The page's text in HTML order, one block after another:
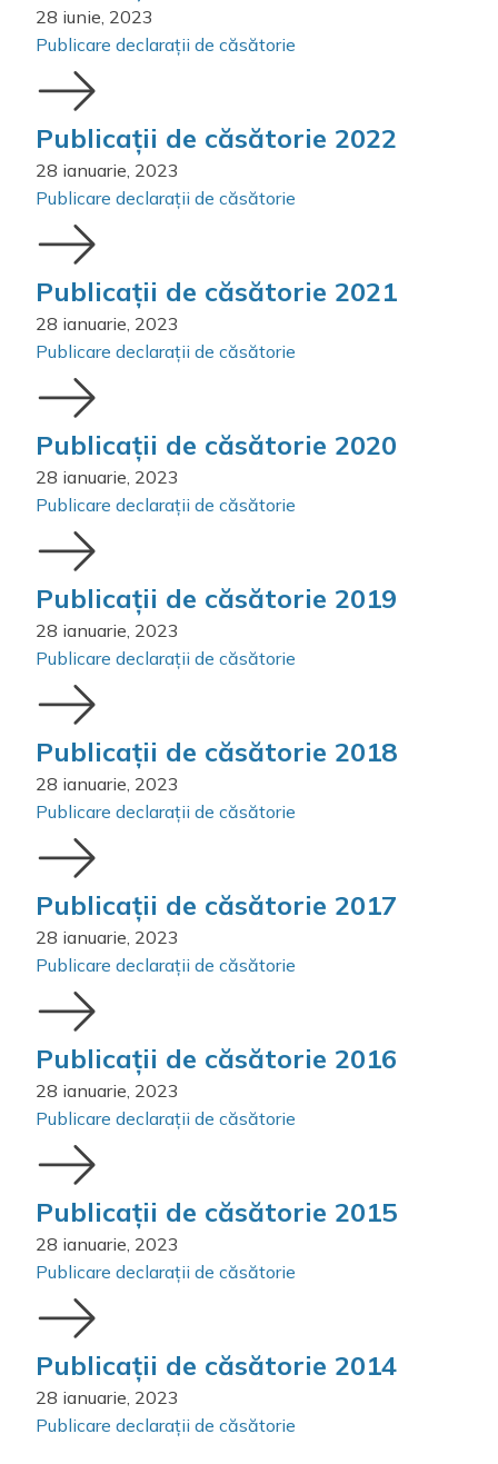
28 iunie, 2023
Publicare declarații de căsătorie
Publicații de căsătorie 2022
28 ianuarie, 2023
Publicare declarații de căsătorie
Publicații de căsătorie 2021
28 ianuarie, 2023
Publicare declarații de căsătorie
Publicații de căsătorie 2020
28 ianuarie, 2023
Publicare declarații de căsătorie
Publicații de căsătorie 2019
28 ianuarie, 2023
Publicare declarații de căsătorie
Publicații de căsătorie 2018
28 ianuarie, 2023
Publicare declarații de căsătorie
Publicații de căsătorie 2017
28 ianuarie, 2023
Publicare declarații de căsătorie
Publicații de căsătorie 2016
28 ianuarie, 2023
Publicare declarații de căsătorie
Publicații de căsătorie 2015
28 ianuarie, 2023
Publicare declarații de căsătorie
Publicații de căsătorie 2014
28 ianuarie, 2023
Publicare declarații de căsătorie